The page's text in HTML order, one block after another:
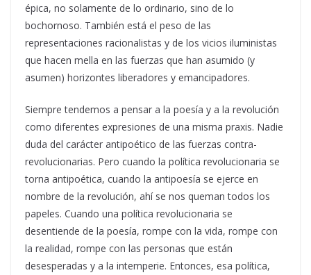
épica, no solamente de lo ordinario, sino de lo
bochornoso. También está el peso de las
representaciones racionalistas y de los vicios iluministas
que hacen mella en las fuerzas que han asumido (y
asumen) horizontes liberadores y emancipadores.
Siempre tendemos a pensar a la poesía y a la revolución
como diferentes expresiones de una misma praxis. Nadie
duda del carácter antipoético de las fuerzas contra-
revolucionarias. Pero cuando la política revolucionaria se
torna antipoética, cuando la antipoesía se ejerce en
nombre de la revolución, ahí se nos queman todos los
papeles. Cuando una política revolucionaria se
desentiende de la poesía, rompe con la vida, rompe con
la realidad, rompe con las personas que están
desesperadas y a la intemperie. Entonces, esa política,